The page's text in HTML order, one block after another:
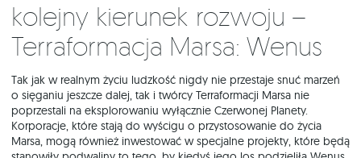
Kolejny kierunek rozwoju –
Terraformacja Marsa: Wenus
Tak jak w realnym życiu ludzkość nigdy nie przestaje snuć marzeń
o sięganiu jeszcze dalej, tak i twórcy Terraformacji Marsa nie
poprzestali na eksplorowaniu wyłącznie Czerwonej Planety.
Korporacje, które stają do wyścigu o przystosowanie do życia
Marsa, mogą również inwestować w specjalne projekty, które będą